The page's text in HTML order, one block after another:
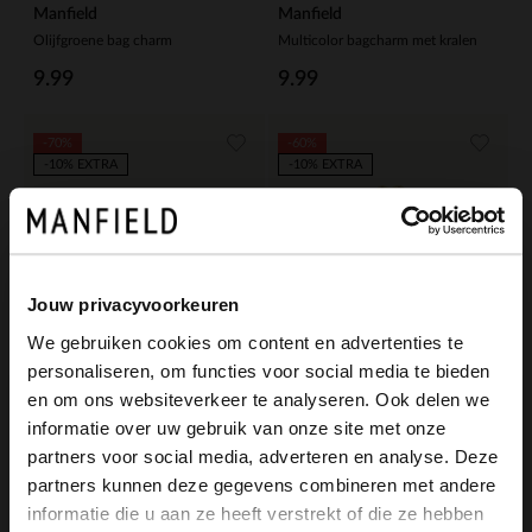
Jouw privacyvoorkeuren
We gebruiken cookies om content en advertenties te
personaliseren, om functies voor social media te bieden
en om ons websiteverkeer te analyseren. Ook delen we
informatie over uw gebruik van onze site met onze
partners voor social media, adverteren en analyse. Deze
partners kunnen deze gegevens combineren met andere
informatie die u aan ze heeft verstrekt of die ze hebben
Manfield
Olijfgroene bag charm
9.99
Manfield
Multicolor bagcharm met kralen
9.99
Manfield
Donkerbruine bag charm
-10% EXTRA
Manfield
Rode teckel bag charm
-10% EXTRA
×
View this website in English?
It looks like your language isn't Dutch. Would
you like to switch to English?